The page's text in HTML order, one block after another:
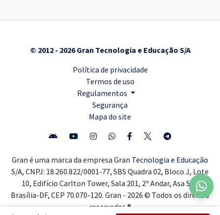
© 2012 - 2026 Gran Tecnologia e Educação S/A
Política de privacidade
Termos de uso
Regulamentos
Segurança
Mapa do site
Gran é uma marca da empresa Gran Tecnologia e Educação
S/A, CNPJ: 18.260.822/0001-77, SBS Quadra 02, Bloco J, Lote
10, Edifício Carlton Tower, Sala 201, 2º Andar, Asa Sul,
Brasília-DF, CEP 70.070-120. Gran - 2026 © Todos os direitos
reservados ®